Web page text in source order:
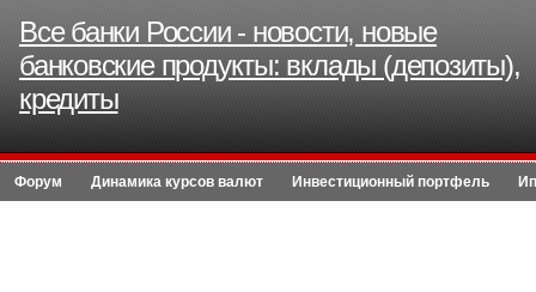
Все банки России - новости, новые
банковские продукты: вклады (депозиты),
кредиты
Форум Динамика курсов валют Инвестиционный портфель